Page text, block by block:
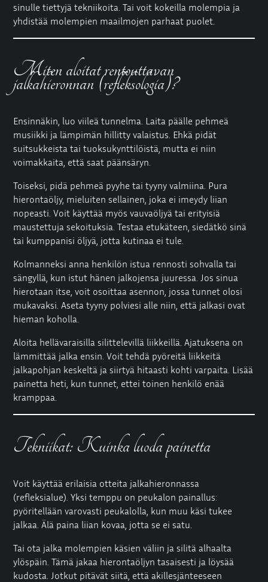
sinulle tiettyjä tekniikoita. Tai voit kokeilla molempia ja
yhdistää molempien maailmojen parhaat puolet.
Miten aloitat rentouttavan
jalkahieronnan (refleksologia)?
Ensinnäkin, luo viileä tunnelma. Laita päälle pehmeä
musiikki ja lämpimän hillitty valaistus. Ehkä pidät
suitsukkeista tai tuoksukynttilöistä, mutta ei niin
voimakkaita, että saat päänsäryn.
Toiseksi, pidä pehmeä pyyhe tai tyyny valmiina. Pura
hierontaöljy, mieluiten sellainen, joka ei imeydy liian
nopeasti. Voit käyttää myös vauvaöljyä tai erityisiä
maustettuja sekoituksia. Testaa etukäteen, siedätkö sinä
tai kumppanisi öljyä, jotta kutinaa ei tule.
Kolmanneksi anna henkilön istua rennosti sohvalla tai
sängyllä, kun istut hänen jalkojensa juuressa. Jos sinua
hierotaan itse, voit osoittaa asennon, jossa tunnet olosi
mukavaksi. Aseta tyyny polviesi alle niin, että jalkasi ovat
hieman koholla.
Aloita hellävaraisilla silittelevillä liikkeillä. Ajatuksena on
lämmittää jalka ensin. Voit tehdä pyöreitä liikkeitä
jalkapohjan keskeltä ja siirtyä hitaasti kohti varpaita. Lisää
painetta heti, kun tunnet, ettei toinen henkilö enää
kramppaa.
Tekniikat: Kuinka luoda painetta
Voit käyttää erilaisia otteita jalkahieronnassa
(refleksialue). Yksi temppu on peukalon painallus:
pyöritellään varovasti peukalolla, kun muu käsi tukee
jalkaa. Älä paina liian kovaa, jotta se ei satu.
Tai ota jalka molempien käsien väliin ja silitä alhaalta
ylöspäin. Tämä jakaa hierontaöljyn tasaisesti ja löysää
kudosta. Jotkut pitävät siitä, että akillesjänteeseen